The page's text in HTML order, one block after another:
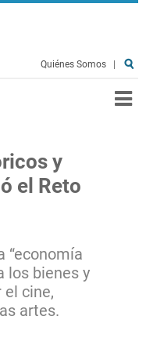
Quiénes Somos
y
el Reto
“economía
los bienes y
el cine,
artes.